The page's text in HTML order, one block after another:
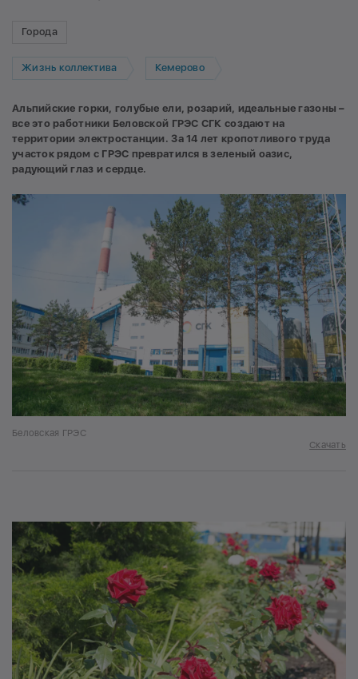
Города
Жизнь коллектива Кемерово
Альпийские горки, голубые ели, розарий, идеальные газоны –
все это работники Беловской ГРЭС СГК создают на
территории электростанции. За 14 лет кропотливого труда
участок рядом с ГРЭС превратился в зеленый оазис,
радующий глаз и сердце.
Беловская ГРЭС
Скачать